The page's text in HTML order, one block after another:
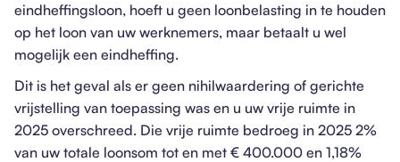
eindheffingsloon, hoeft u geen loonbelasting in te houden
op het loon van uw werknemers, maar betaalt u wel
mogelijk een eindheffing.
Dit is het geval als er geen nihilwaardering of gerichte
vrijstelling van toepassing was en u uw vrije ruimte in
2025 overschreed. Die vrije ruimte bedroeg in 2025 2%
van uw totale loonsom tot en met € 400.000 en 1,18%